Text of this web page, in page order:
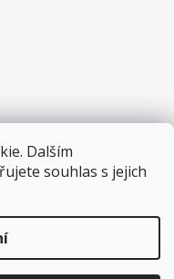
Dalším
souhlas s jejich